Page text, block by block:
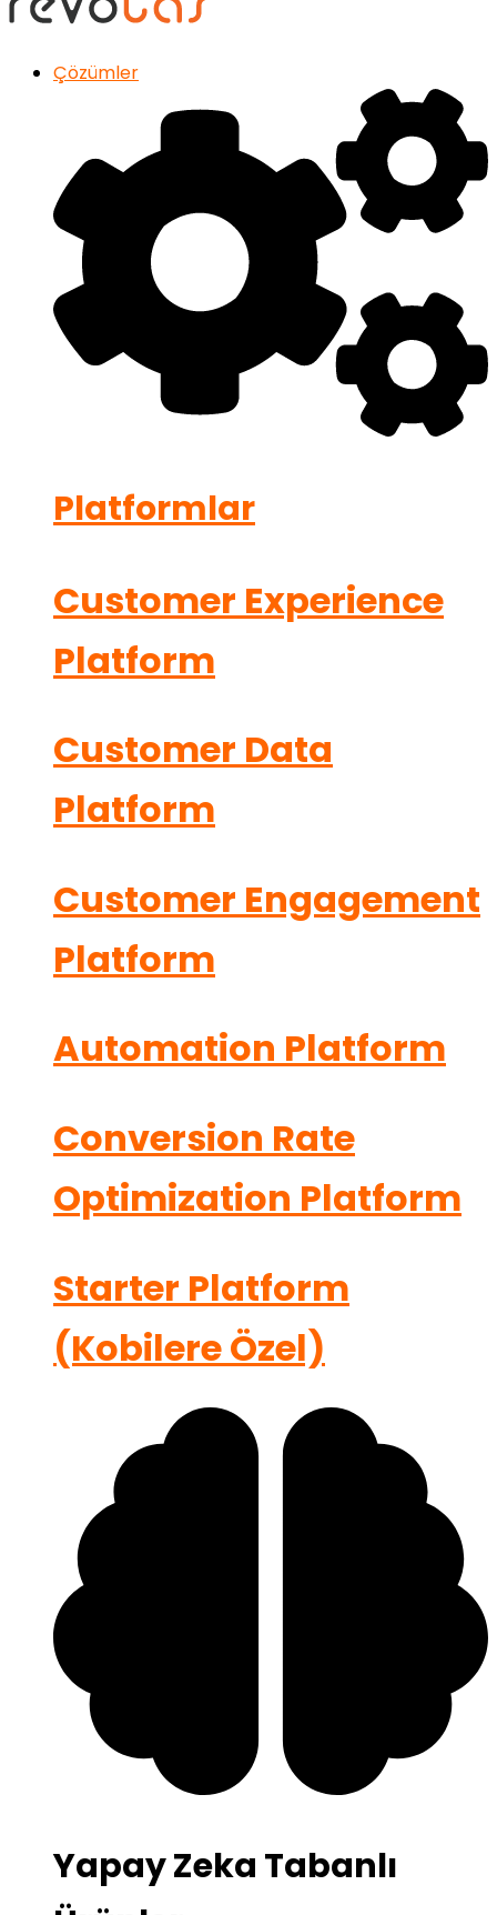
Çözümler
Platformlar
Customer Experience
Platform
Customer Data
Platform
Customer Engagement
Platform
Automation Platform
Conversion Rate
Optimization Platform
Starter Platform
(Kobilere Özel)
Yapay Zeka Tabanlı